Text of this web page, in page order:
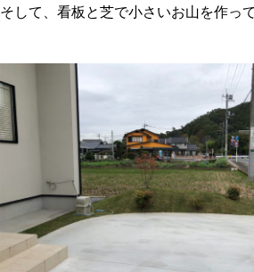
そして、看板と芝で小さいお山を作っ